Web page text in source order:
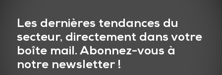
Les dernières tendances du
secteur, directement dans votre
boîte mail. Abonnez-vous à
notre newsletter !